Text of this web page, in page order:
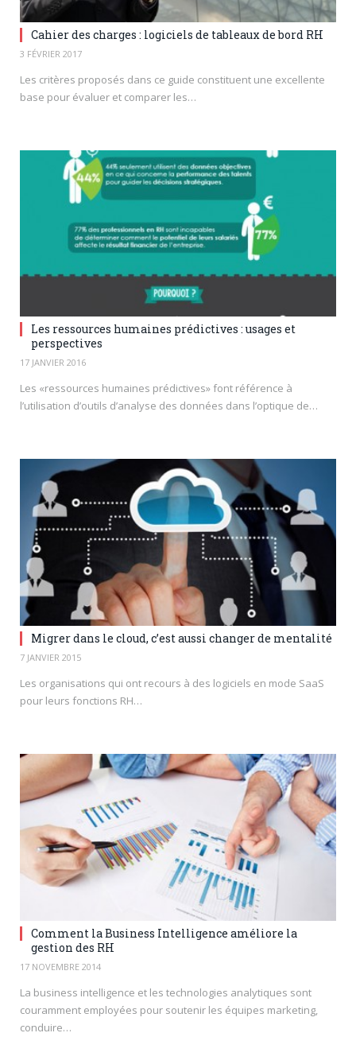
Cahier des charges : logiciels de tableaux de bord RH
3 FÉVRIER 2017
Les critères proposés dans ce guide constituent une excellente
base pour évaluer et comparer les…
Les ressources humaines prédictives : usages et
perspectives
17 JANVIER 2016
Les «ressources humaines prédictives» font référence à
l’utilisation d’outils d’analyse des données dans l’optique de…
Migrer dans le cloud, c’est aussi changer de mentalité
7 JANVIER 2015
Les organisations qui ont recours à des logiciels en mode SaaS
pour leurs fonctions RH…
Comment la Business Intelligence améliore la
gestion des RH
17 NOVEMBRE 2014
La business intelligence et les technologies analytiques sont
couramment employées pour soutenir les équipes marketing,
conduire…